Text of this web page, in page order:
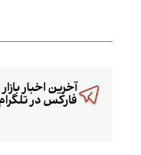
آخرین اخبار بازار
فارکس در